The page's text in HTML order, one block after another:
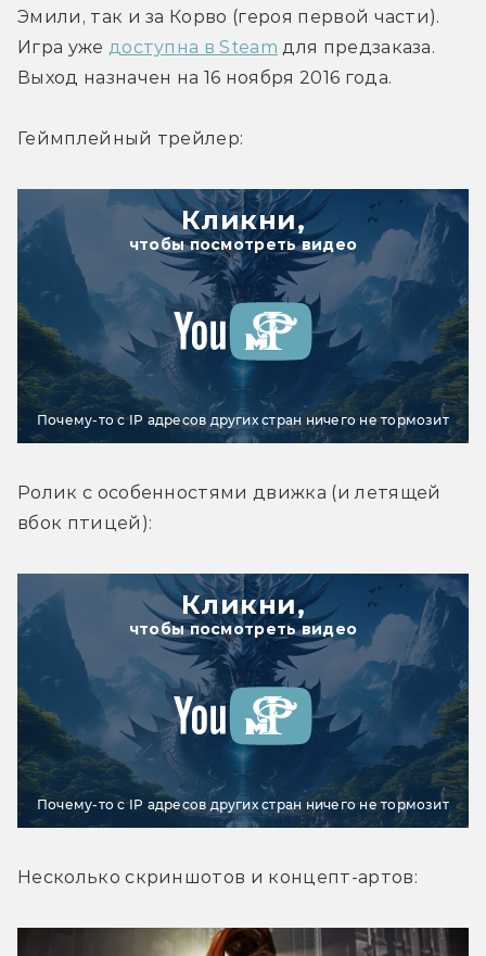
Эмили, так и за Корво (героя первой части).
Игра уже доступна в Steam для предзаказа.
Выход назначен на 16 ноября 2016 года.
Геймплейный трейлер:
Кликни,
чтобы посмотреть видео
Почему-то с IP адресов других стран ничего не тормозит
Ролик с особенностями движка (и летящей
вбок птицей):
Кликни,
чтобы посмотреть видео
Почему-то с IP адресов других стран ничего не тормозит
Несколько скриншотов и концепт-артов: